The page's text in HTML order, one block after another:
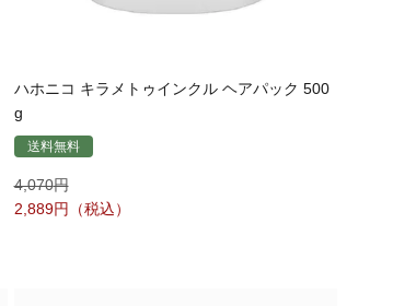
ハホニコ キラメトゥインクル ヘアパック 500
g
送料無料
4,070
2,889